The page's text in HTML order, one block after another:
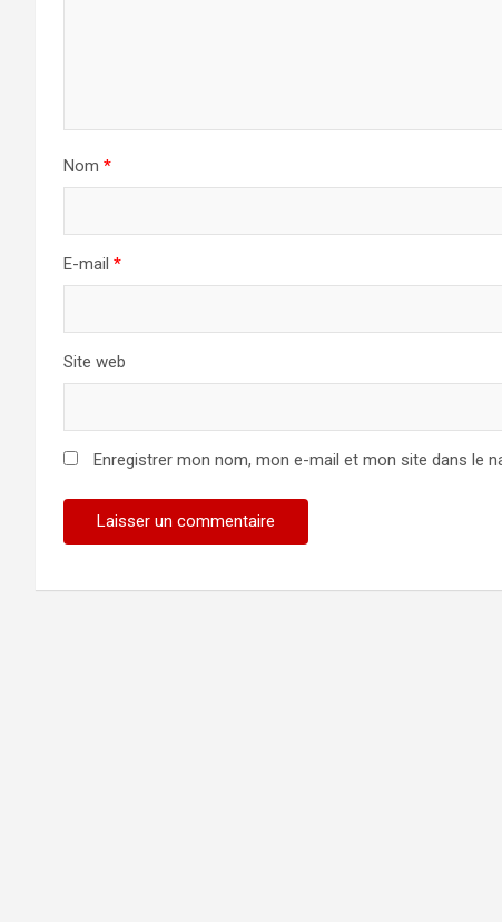
Nom *
E-mail *
Site web
Enregistrer mon nom, mon e-mail et mon site dans le